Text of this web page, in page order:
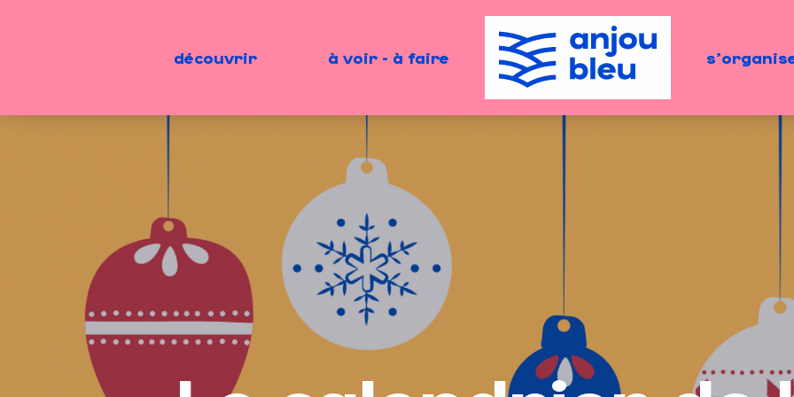
découvrir à voir - à faire